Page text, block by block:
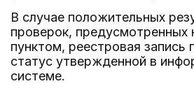
В случае положительных
проверок, предусмотренных
пунктом, реестровая запись
статус утвержденной в
системе.